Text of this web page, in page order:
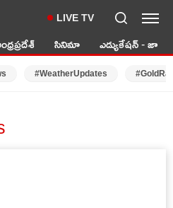
LIVE TV
సినిమా ఎడ్యుకేషన్ - జాబ్స్
#WeatherUpdates